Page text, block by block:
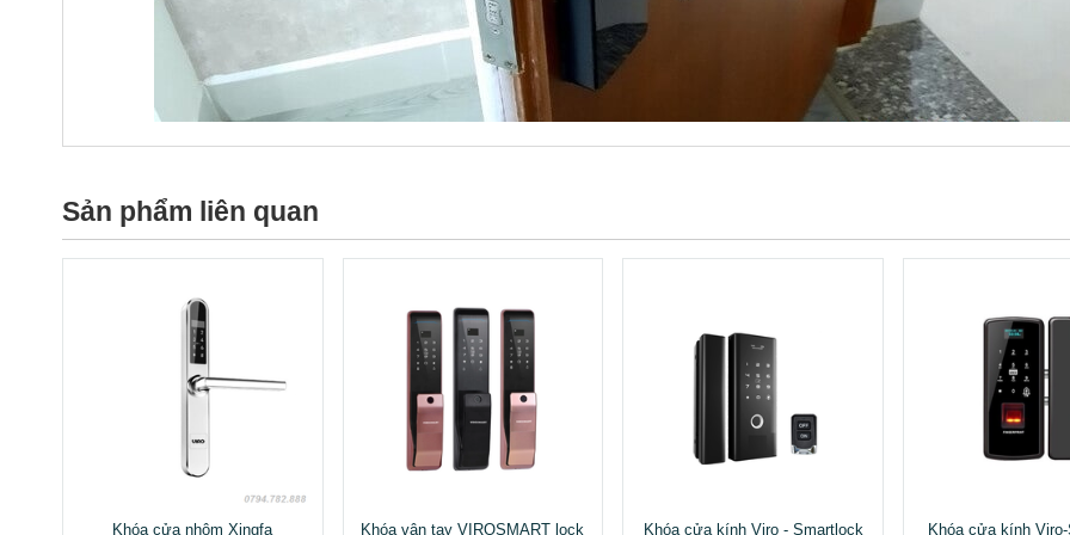
Sản phẩm liên quan
Khóa cửa nhôm Xingfa Khóa vân tay VIROSMART lock Khóa cửa kính Viro - Smartlock Khóa cửa kính